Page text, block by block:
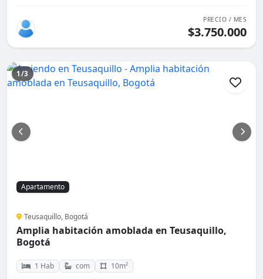
PRECIO / MES
$3.750.000
1/3
Apartamento
Teusaquillo, Bogotá
Amplia habitación amoblada en Teusaquillo,
Bogotá
1 Hab com 10m²